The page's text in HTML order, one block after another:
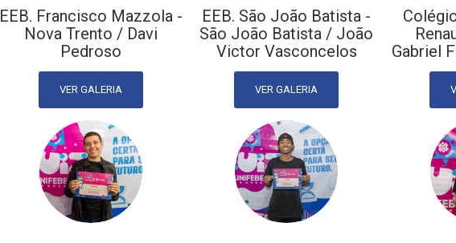
EEB. Francisco Mazzola -
Nova Trento / Davi
Pedroso
VER GALERIA
EEB. São João Batista -
São João Batista / João
Victor Vasconcelos
VER GALERIA
Gabriel